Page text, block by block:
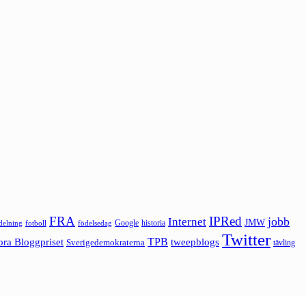
fotboll FRA födelsedag Google historia Internet IPRed JMW jobb
Bloggpriset Sverigedemokraterna TPB tweepblogs Twitter tävling